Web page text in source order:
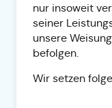
nur insoweit
seiner
unsere
befolgen.
Wir setzen